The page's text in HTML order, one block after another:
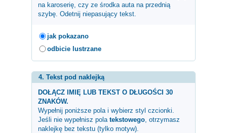
na karoserię, czy ze środka auta na przednią
szybę. Odetnij niepasujący tekst.
jak pokazano
odbicie lustrzane
4. Tekst pod naklejką
DOŁĄCZ IMIĘ LUB TEKST O DŁUGOŚCI 30
ZNAKÓW.
Wypełnij poniższe pola i wybierz styl czcionki.
Jeśli nie wypełnisz pola tekstowego , otrzymasz
naklejkę bez tekstu (tylko motyw).